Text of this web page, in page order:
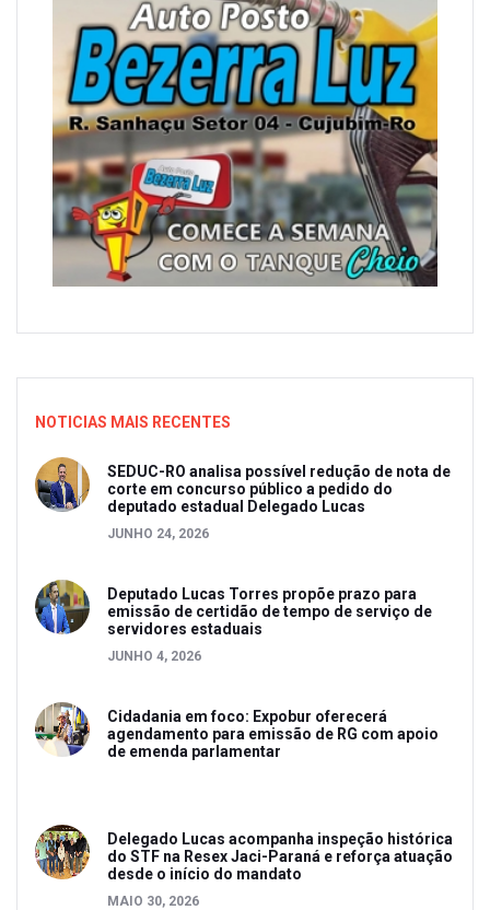
NOTICIAS MAIS RECENTES
SEDUC-RO analisa possível redução de nota de
corte em concurso público a pedido do
deputado estadual Delegado Lucas
JUNHO 24, 2026
Deputado Lucas Torres propõe prazo para
emissão de certidão de tempo de serviço de
servidores estaduais
JUNHO 4, 2026
Cidadania em foco: Expobur oferecerá
agendamento para emissão de RG com apoio
de emenda parlamentar
Delegado Lucas acompanha inspeção histórica
do STF na Resex Jaci-Paraná e reforça atuação
desde o início do mandato
MAIO 30, 2026